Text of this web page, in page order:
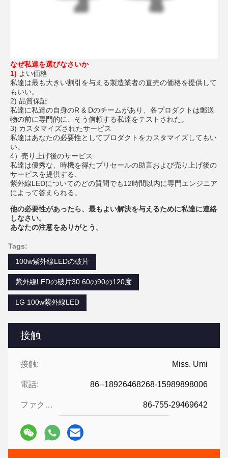
接触
接触: Miss. Umi
電話: 86--18926468268-15989898006
ファクシミリ: 86-755-29469642
なぜ私達を選びなさいか
1) よい価格
私達は最も大きい割引を与える製造業者の直売の価格を提供して
もいい。
2) 品質保証
私達に私達の自身のR & Dのチームがあり、各プロダクトは郵送
物の前に専門的に、そう信頼する私達をテストされた。
3) カスタマイズされたサービス
私達はあなたの必要性としてプロダクトをカスタマイズしてもい
い。
4）売り上げ後のサービス
私達は優秀な、時機を得たプリセールの助言および売り上げ後の
サービスを提供する、
紫外線LEDについてのどの質問でも12時間以内に専門エンジニア
によって答えられる。
他の必要性があったら、最もよい解決を与えるために私達に連絡
しなさい。
あなたの注意をありがとう。
Tags:
100w紫外線LEDの破片
紫外線LEDの破片30 60の90の120度
LG 100w紫外線LED